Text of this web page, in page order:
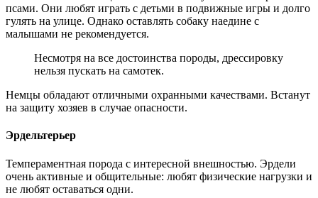
псами. Они любят играть с детьми в подвижные игры и долго
гулять на улице. Однако оставлять собаку наедине с
малышами не рекомендуется.
Несмотря на все достоинства породы, дрессировку
нельзя пускать на самотек.
Немцы обладают отличными охранными качествами. Встанут
на защиту хозяев в случае опасности.
Эрдельтерьер
Темпераментная порода с интересной внешностью. Эрдели
очень активные и общительные: любят физические нагрузки и
не любят оставаться одни.